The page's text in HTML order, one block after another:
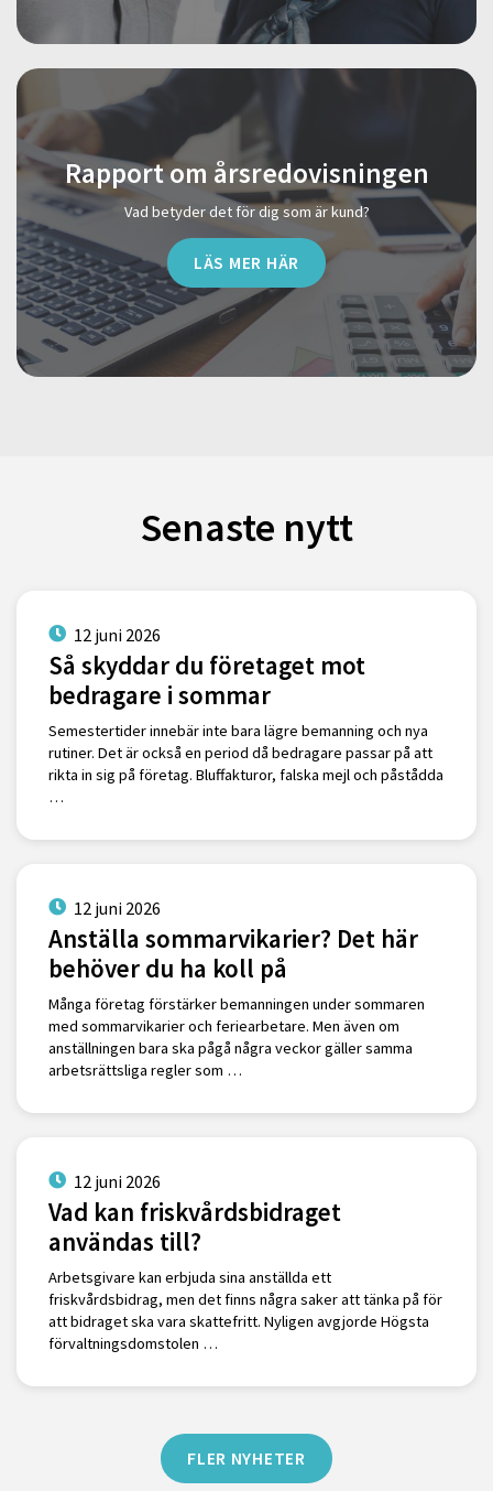
Rapport om årsredovisningen
Vad betyder det för dig som är kund?
LÄS MER HÄR
Senaste nytt
12 juni 2026
Så skyddar du företaget mot
bedragare i sommar
Semestertider innebär inte bara lägre bemanning och nya
rutiner. Det är också en period då bedragare passar på att
rikta in sig på företag. Bluffakturor, falska mejl och påstådda
…
12 juni 2026
Anställa sommarvikarier? Det här
behöver du ha koll på
Många företag förstärker bemanningen under sommaren
med sommarvikarier och feriearbetare. Men även om
anställningen bara ska pågå några veckor gäller samma
arbetsrättsliga regler som …
12 juni 2026
Vad kan friskvårdsbidraget
användas till?
Arbetsgivare kan erbjuda sina anställda ett
friskvårdsbidrag, men det finns några saker att tänka på för
att bidraget ska vara skattefritt. Nyligen avgjorde Högsta
förvaltningsdomstolen …
FLER NYHETER